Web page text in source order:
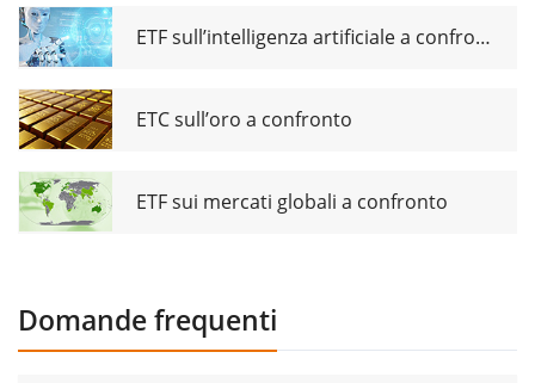
ETF sull’intelligenza artificiale a confronto
ETC sull’oro a confronto
ETF sui mercati globali a confronto
Domande frequenti